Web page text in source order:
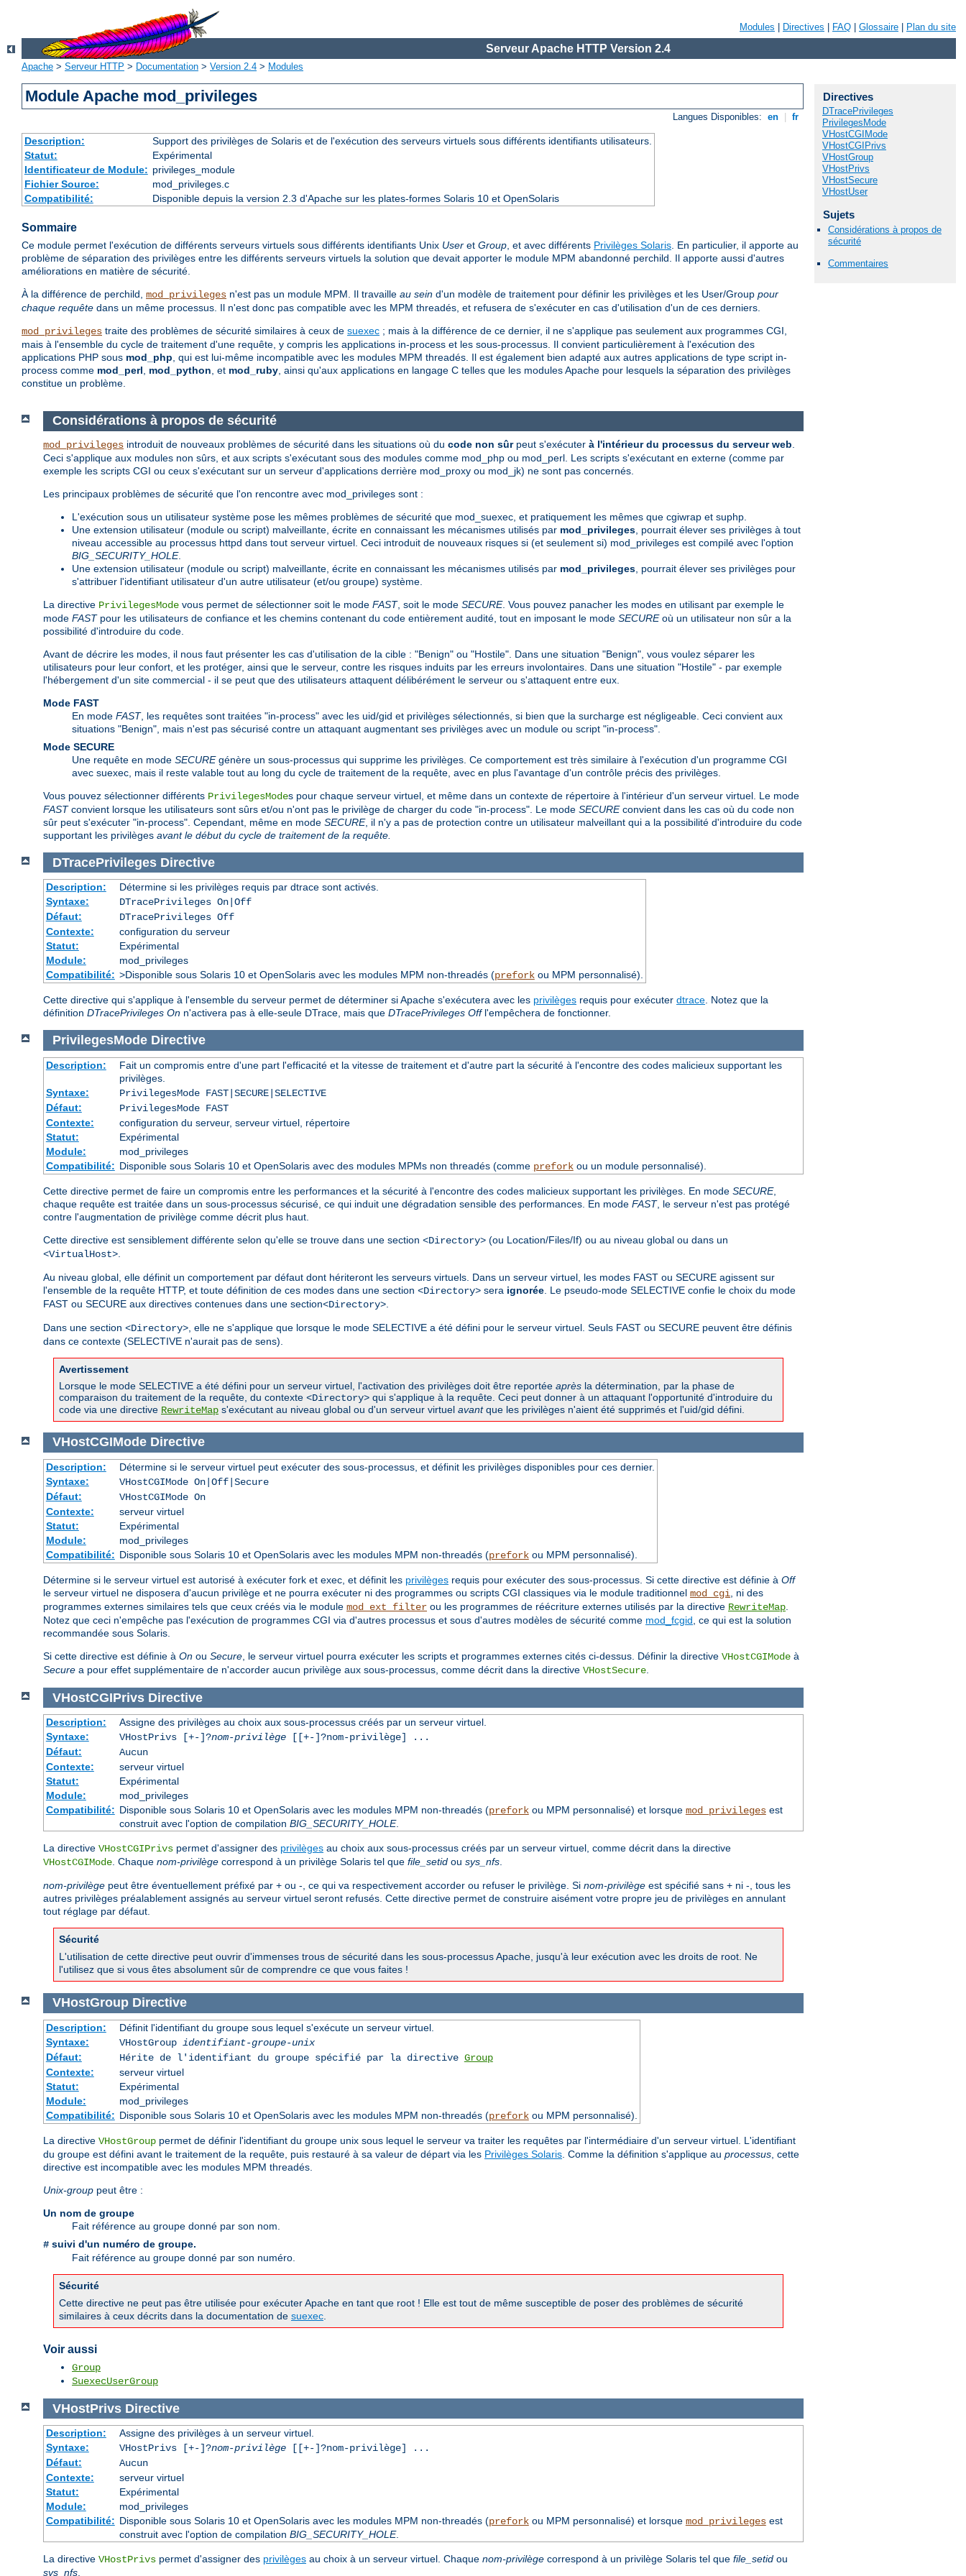
Modules Directives FAQ Glossaire Plan du site
Serveur Apache HTTP Version 2.4
Apache > Serveur HTTP > Documentation > Version 2.4 > Modules
Module Apache mod_privileges
Langues Disponibles: en fr
Description:
Support des privilèges de Solaris et de l'exécution des serveurs virtuels sous différents identifiants utilisateurs.
Statut:
Expérimental
Identificateur de Module: privileges_module
Fichier Source:
mod_privileges.c
Compatibilité:
Disponible depuis la version 2.3 d'Apache sur les plates-formes Solaris 10 et OpenSolaris
Sommaire
Ce module permet l'exécution de différents serveurs virtuels sous différents identifiants Unix User et Group, et avec différents Privilèges Solaris. En particulier, il apporte au
problème de séparation des privilèges entre les différents serveurs virtuels la solution que devait apporter le module MPM abandonné perchild. Il apporte aussi d'autres
améliorations en matière de sécurité.
À la différence de perchild, mod_privileges n'est pas un module MPM. Il travaille au sein d'un modèle de traitement pour définir les privilèges et les User/Group pour
chaque requête dans un même processus. Il n'est donc pas compatible avec les MPM threadés, et refusera de s'exécuter en cas d'utilisation d'un de ces derniers.
mod_privileges traite des problèmes de sécurité similaires à ceux de suexec ; mais à la différence de ce dernier, il ne s'applique pas seulement aux programmes CGI,
mais à l'ensemble du cycle de traitement d'une requête, y compris les applications in-process et les sous-processus. Il convient particulièrement à l'exécution des
applications PHP sous mod_php, qui est lui-même incompatible avec les modules MPM threadés. Il est également bien adapté aux autres applications de type script in-
process comme mod_perl, mod_python, et mod_ruby, ainsi qu'aux applications en langage C telles que les modules Apache pour lesquels la séparation des privilèges
constitue un problème.
Directives
DTracePrivileges
PrivilegesMode
VHostCGIMode
VHostCGIPrivs
VHostGroup
VHostPrivs
VHostSecure
VHostUser
Sujets
Considérations à propos de
sécurité
Commentaires
Considérations à propos de sécurité
mod_privileges introduit de nouveaux problèmes de sécurité dans les situations où du code non sûrpeut s'exécuter à l'intérieur du processus du serveur web
Ceci s'applique aux modules non sûrs, et aux scripts s'exécutant sous des modules comme mod_php ou mod_perl. Les scripts s'exécutant en externe (comme par
exemple les scripts CGI ou ceux s'exécutant sur un serveur d'applications derrière mod_proxy ou mod_jk) ne sont pas concernés.
Les principaux problèmes de sécurité que l'on rencontre avec mod_privileges sont :
L'exécution sous un utilisateur système pose les mêmes problèmes de sécurité que mod_suexec, et pratiquement les mêmes que cgiwrap et suphp.
Une extension utilisateur (module ou script) malveillante, écrite en connaissant les mécanismes utilisés par mod_privileges , pourrait élever ses privilèges à tout
niveau accessible au processus httpd dans tout serveur virtuel. Ceci introduit de nouveaux risques si (et seulement si) mod_privileges est compilé avec l'option
BIG_SECURITY_HOLE.
Une extension utilisateur (module ou script) malveillante, écrite en connaissant les mécanismes utilisés par mod_privileges , pourrait élever ses privilèges pour
s'attribuer l'identifiant utilisateur d'un autre utilisateur (et/ou groupe) système.
La directive PrivilegesMode vous permet de sélectionner soit le mode FAST, soit le mode SECURE. Vous pouvez panacher les modes en utilisant par exemple le
mode FASTpour les utilisateurs de confiance et les chemins contenant du code entièrement audité, tout en imposant le mode SECUREoù un utilisateur non sûr a la
possibilité d'introduire du code.
Avant de décrire les modes, il nous faut présenter les cas d'utilisation de la cible : "Benign" ou "Hostile". Dans une situation "Benign", vous voulez séparer les
utilisateurs pour leur confort, et les protéger, ainsi que le serveur, contre les risques induits par les erreurs involontaires. Dans une situation "Hostile" - par exemple
l'hébergement d'un site commercial - il se peut que des utilisateurs attaquent délibérément le serveur ou s'attaquent entre eux.
Mode FAST
En mode FAST, les requêtes sont traitées "in-process" avec les uid/gid et privilèges sélectionnés, si bien que la surcharge est négligeable. Ceci convient aux
situations "Benign", mais n'est pas sécurisé contre un attaquant augmentant ses privilèges avec un module ou script "in-process".
Mode SECURE
Une requête en mode SECUREgénère un sous-processus qui supprime les privilèges. Ce comportement est très similaire à l'exécution d'un programme CGI
avec suexec, mais il reste valable tout au long du cycle de traitement de la requête, avec en plus l'avantage d'un contrôle précis des privilèges.
Vous pouvez sélectionner différents PrivilegesModes pour chaque serveur virtuel, et même dans un contexte de répertoire à l'intérieur d'un serveur virtuel. Le mode
FASTconvient lorsque les utilisateurs sont sûrs et/ou n'ont pas le privilège de charger du code "in-process". Le mode SECUREconvient dans les cas où du code non
sûr peut s'exécuter "in-process". Cependant, même en mode SECURE, il n'y a pas de protection contre un utilisateur malveillant qui a la possibilité d'introduire du code
supportant les privilèges avant le début du cycle de traitement de la requête.
DTracePrivileges Directive
Description:
Détermine si les privilèges requis par dtrace sont activés.
Syntaxe:
DTracePrivileges On|Off
Défaut:
DTracePrivileges Off
Contexte:
configuration du serveur
Statut:
Expérimental
Module:
mod_privileges
Compatibilité: >Disponible sous Solaris 10 et OpenSolaris avec les modules MPM non-threadés (preforkou MPM personnalisé).
Cette directive qui s'applique à l'ensemble du serveur permet de déterminer si Apache s'exécutera avec les privilèges requis pour exécuter dtrace. Notez que la
définition DTracePrivileges On n'activera pas à elle-seule DTrace, mais que DTracePrivileges Offl'empêchera de fonctionner.
PrivilegesMode Directive
Description:
Fait un compromis entre d'une part l'efficacité et la vitesse de traitement et d'autre part la sécurité à l'encontre des codes malicieux supportant les
privilèges.
Syntaxe:
PrivilegesMode FAST|SECURE|SELECTIVE
Défaut:
PrivilegesMode FAST
Contexte:
configuration du serveur, serveur virtuel, répertoire
Statut:
Expérimental
Module:
mod_privileges
Compatibilité: Disponible sous Solaris 10 et OpenSolaris avec des modules MPMs non threadés (comme preforkou un module personnalisé).
Cette directive permet de faire un compromis entre les performances et la sécurité à l'encontre des codes malicieux supportant les privilèges. En mode SECURE,
chaque requête est traitée dans un sous-processus sécurisé, ce qui induit une dégradation sensible des performances. En mode FAST, le serveur n'est pas protégé
contre l'augmentation de privilège comme décrit plus haut.
Cette directive est sensiblement différente selon qu'elle se trouve dans une section <Directory> (ou Location/Files/If) ou au niveau global ou dans un
<VirtualHost>
Au niveau global, elle définit un comportement par défaut dont hériteront les serveurs virtuels. Dans un serveur virtuel, les modes FAST ou SECURE agissent sur
l'ensemble de la requête HTTP, et toute définition de ces modes dans une section <Directory> sera ignorée . Le pseudo-mode SELECTIVE confie le choix du mode
FAST ou SECURE aux directives contenues dans une section<Directory>
Dans une section <Directory> , elle ne s'applique que lorsque le mode SELECTIVE a été défini pour le serveur virtuel. Seuls FAST ou SECURE peuvent être définis
dans ce contexte (SELECTIVE n'aurait pas de sens).
Avertissement
Lorsque le mode SELECTIVE a été défini pour un serveur virtuel, l'activation des privilèges doit être reportée après la détermination, par la phase de
comparaison du traitement de la requête, du contexte <Directory> qui s'applique à la requête. Ceci peut donner à un attaquant l'opportunité d'introduire du
code via une directive RewriteMap s'exécutant au niveau global ou d'un serveur virtuel avantque les privilèges n'aient été supprimés et l'uid/gid défini.
VHostCGIMode Directive
Description:
Détermine si le serveur virtuel peut exécuter des sous-processus, et définit les privilèges disponibles pour ces dernier.
Syntaxe:
VHostCGIMode On|Off|Secure
Défaut:
VHostCGIMode On
Contexte:
serveur virtuel
Statut:
Expérimental
Module:
mod_privileges
Compatibilité: Disponible sous Solaris 10 et OpenSolaris avec les modules MPM non-threadés (preforkou MPM personnalisé).
Détermine si le serveur virtuel est autorisé à exécuter fork et exec, et définit les privilèges requis pour exécuter des sous-processus. Si cette directive est définie à Off
le serveur virtuel ne disposera d'aucun privilège et ne pourra exécuter ni des programmes ou scripts CGI classiques via le module traditionnel mod_cgi , ni des
programmes externes similaires tels que ceux créés via le module mod_ext_filter ou les programmes de réécriture externes utilisés par la directive RewriteMap
Notez que ceci n'empêche pas l'exécution de programmes CGI via d'autres processus et sous d'autres modèles de sécurité comme mod_fcgid , ce qui est la solution
recommandée sous Solaris.
Si cette directive est définie à On ou Secure , le serveur virtuel pourra exécuter les scripts et programmes externes cités ci-dessus. Définir la directive VHostCGIMode à
Secure a pour effet supplémentaire de n'accorder aucun privilège aux sous-processus, comme décrit dans la directive VHostSecure
VHostCGIPrivs Directive
Description:
Assigne des privilèges au choix aux sous-processus créés par un serveur virtuel.
Syntaxe:
VHostPrivs [+-]?nom-privilège[[+-]?nom-privilège] ...
Défaut:
Aucun
Contexte:
serveur virtuel
Statut:
Expérimental
Module:
mod_privileges
Compatibilité: Disponible sous Solaris 10 et OpenSolaris avec les modules MPM non-threadés (preforkou MPM personnalisé) et lorsque mod_privilegesest
construit avec l'option de compilation BIG_SECURITY_HOLE.
La directive VHostCGIPrivs permet d'assigner des privilèges au choix aux sous-processus créés par un serveur virtuel, comme décrit dans la directive
VHostCGIMode. Chaque nom-privilège correspond à un privilège Solaris tel que file_setid ou sys_nfs.
nom-privilège peut être éventuellement préfixé par + ou -, ce qui va respectivement accorder ou refuser le privilège. Si nom-privilège est spécifié sans + ni -, tous les
autres privilèges préalablement assignés au serveur virtuel seront refusés. Cette directive permet de construire aisément votre propre jeu de privilèges en annulant
tout réglage par défaut.
Sécurité
L'utilisation de cette directive peut ouvrir d'immenses trous de sécurité dans les sous-processus Apache, jusqu'à leur exécution avec les droits de root. Ne
l'utilisez que si vous êtes absolument sûr de comprendre ce que vous faites !
VHostGroup Directive
Description:
Définit l'identifiant du groupe sous lequel s'exécute un serveur virtuel.
Syntaxe:
VHostGroup identifiant-groupe-unix
Défaut:
Hérite de l'identifiant du groupe spécifié par la directive Group
Contexte:
serveur virtuel
Statut:
Expérimental
Module:
mod_privileges
Compatibilité: Disponible sous Solaris 10 et OpenSolaris avec les modules MPM non-threadés (preforkou MPM personnalisé).
La directive VHostGroup permet de définir l'identifiant du groupe unix sous lequel le serveur va traiter les requêtes par l'intermédiaire d'un serveur virtuel. L'identifiant
du groupe est défini avant le traitement de la requête, puis restauré à sa valeur de départ via les Privilèges Solaris . Comme la définition s'applique au processus , cette
directive est incompatible avec les modules MPM threadés.
Unix-group peut être :
Un nom de groupe
Fait référence au groupe donné par son nom.
# suivi d'un numéro de groupe.
Fait référence au groupe donné par son numéro.
Sécurité
Cette directive ne peut pas être utilisée pour exécuter Apache en tant que root ! Elle est tout de même susceptible de poser des problèmes de sécurité
similaires à ceux décrits dans la documentation de suexec
Voir aussi
Group
SuexecUserGroup
VHostPrivs Directive
Description:
Assigne des privilèges à un serveur virtuel.
Syntaxe:
VHostPrivs [+-]?nom-privilège[[+-]?nom-privilège] ...
Défaut:
Aucun
Contexte:
serveur virtuel
Statut:
Expérimental
Module:
mod_privileges
Compatibilité: Disponible sous Solaris 10 et OpenSolaris avec les modules MPM non-threadés (preforkou MPM personnalisé) et lorsque mod_privilegesest
construit avec l'option de compilation BIG_SECURITY_HOLE.
La directive VHostPrivs permet d'assigner des privilèges au choix à un serveur virtuel. Chaque nom-privilège correspond à un privilège Solaris tel que file_setid ou
sys_nfs.